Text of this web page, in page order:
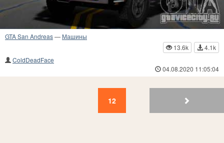
GTA San Andreas— Машины
13.6k
4.1k
ColdDeadFace
04.08.2020 11:05:04
8 7 6 5 4 3
12